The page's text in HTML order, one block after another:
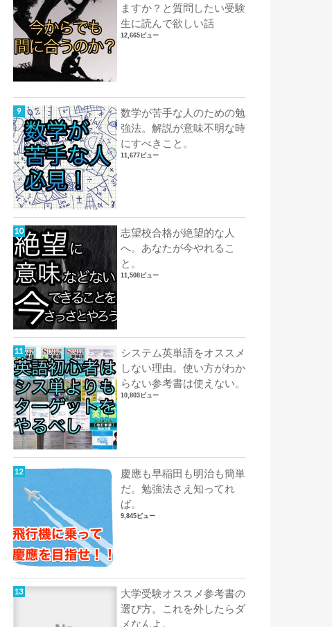
ますか？と質問したい受験
生に読んで欲しい話
12,665ビュー
数学が苦手な人のための勉
強法。解説が意味不明な時
にすべきこと。
11,677ビュー
志望校合格が絶望的な人
へ。あなたが今やれるこ
と。
11,508ビュー
システム英単語をオススメ
しない理由。使い方がわか
らない参考書は使えない。
10,803ビュー
慶應も早稲田も明治も簡単
だ。勉強法さえ知ってれ
ば。
9,845ビュー
大学受験オススメ参考書の
選び方。これを外したらダ
メなんよ。